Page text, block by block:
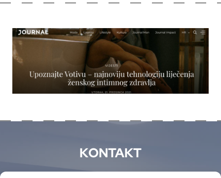
KONTAKT
Imate li pitanja ili želite zakazati konzultaciju?